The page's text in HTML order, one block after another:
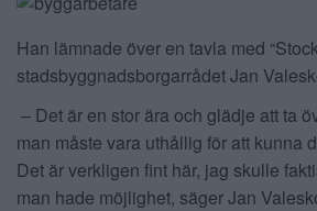
Han lämnade över en tavla med
stadsbyggnadsborgarrådet Jan
– Det är en stor ära och glädje att ta
man måste vara uthållig för att kunna
Det är verkligen fint här, jag skulle
man hade möjlighet, säger Jan